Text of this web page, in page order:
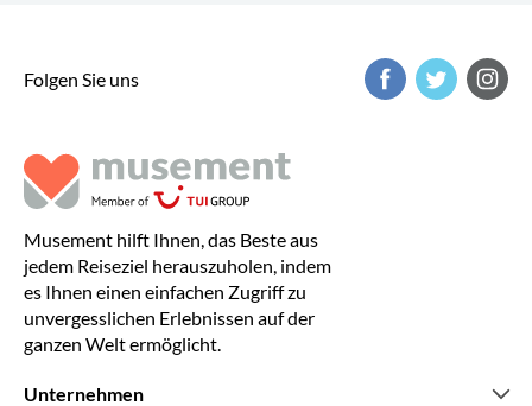
Folgen Sie uns
Musement hilft Ihnen, das Beste aus
jedem Reiseziel herauszuholen, indem
es Ihnen einen einfachen Zugriff zu
unvergesslichen Erlebnissen auf der
ganzen Welt ermöglicht.
Unternehmen